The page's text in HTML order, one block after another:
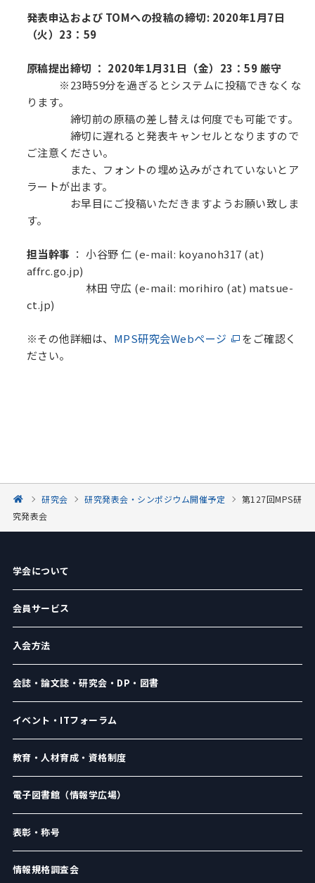
発表申込および TOMへの投稿の締切: 2020年1月7日
（火）23：59
原稿提出締切 ： 2020年1月31日（金）23：59 厳守
※23時59分を過ぎるとシステムに投稿できなくな
ります。
締切前の原稿の差し替えは何度でも可能です。
締切に遅れると発表キャンセルとなりますので
ご注意ください。
また、フォントの埋め込みがされていないとア
ラートが出ます。
お早目にご投稿いただきますようお願い致しま
す。
担当幹事 ： 小谷野 仁 (e-mail: koyanoh317 (at)
affrc.go.jp)
林田 守広 (e-mail: morihiro (at) matsue-
ct.jp)
※その他詳細は、 MPS研究会Webページ
をご確認く
ださい。
研究会 研究発表会・シンポジウム開催予定
第127回MPS研
究発表会
学会について
会員サービス
入会方法
会誌・論文誌・研究会・DP・図書
イベント・ITフォーラム
教育・人材育成・資格制度
電子図書館（情報学広場）
表彰・称号
情報規格調査会